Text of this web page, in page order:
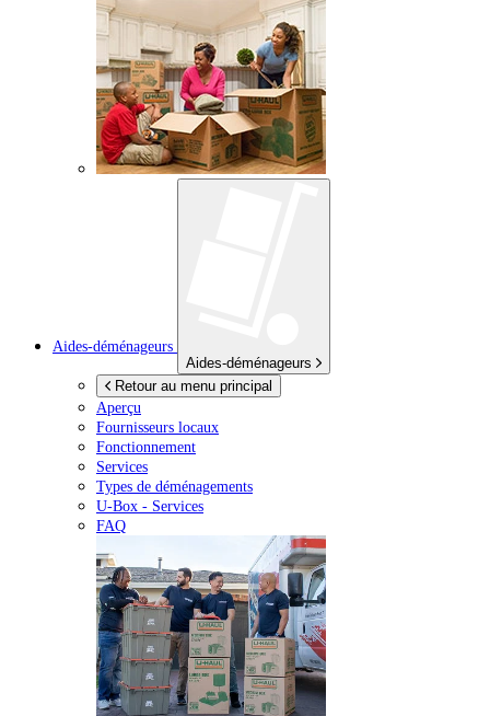
Aides-déménageurs
Aides-déménageurs
Retour au menu principal
Aperçu
Fournisseurs locaux
Fonctionnement
Services
Types de déménagements
U-Box - Services
FAQ